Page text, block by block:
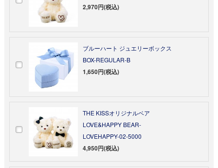
2,970円(税込)
ブルーハート ジュエリーボックス
BOX-REGULAR-B
1,650円(税込)
THE KISSオリジナルベア
LOVE&HAPPY BEAR-
LOVEHAPPY-02-5000
4,950円(税込)